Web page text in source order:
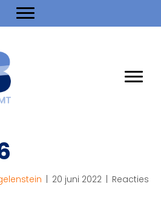
| 20 juni 2022 | Reacties